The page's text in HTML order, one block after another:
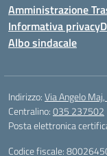
Amministrazione
Informativa privacy
Albo sindacale
Indirizzo:Via Angelo
Centralino:035 237502
Posta elettronica
Codice fiscale: